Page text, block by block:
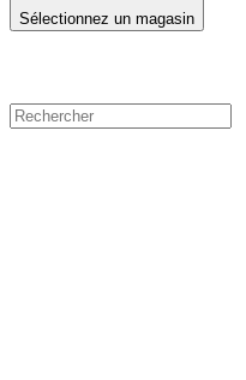
Sélectionnez un magasin